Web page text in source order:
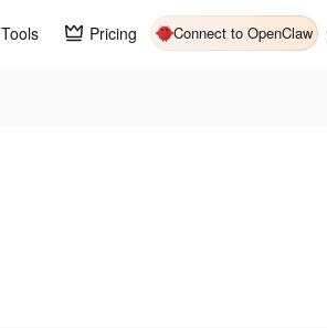
Tools Pricing Connect to OpenClaw